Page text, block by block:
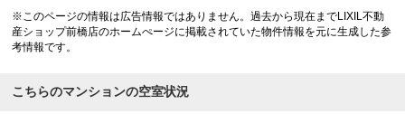
※このページの情報は広告情報ではありません。過去から現在までLIXIL不動
産ショップ前橋店のホームぺージに掲載されていた物件情報を元に生成した参
考情報です。
こちらのマンションの空室状況